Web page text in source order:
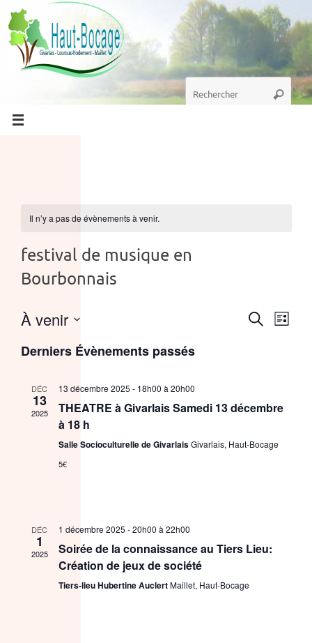
Passer
au
contenu
Recherche
pour
Il n’y a pas de évènements à venir.
festival de musique en
Bourbonnais
de
Recherche
Liste
À venir
une
Derniers Évènements passés
DÉC
13
2025
13 décembre 2025 - 18h00 à 20h00
THEATRE à Givarlais Samedi 13 décembre
à 18 h
Salle Socioculturelle de GivarlaisGivarlais, Haut-Bocage
5€
DÉC
1
2025
1 décembre 2025 - 20h00 à 22h00
Soirée de la connaissance au Tiers Lieu:
Création de jeux de société
Tiers-lieu Hubertine AuclertMaillet, Haut-Bocage